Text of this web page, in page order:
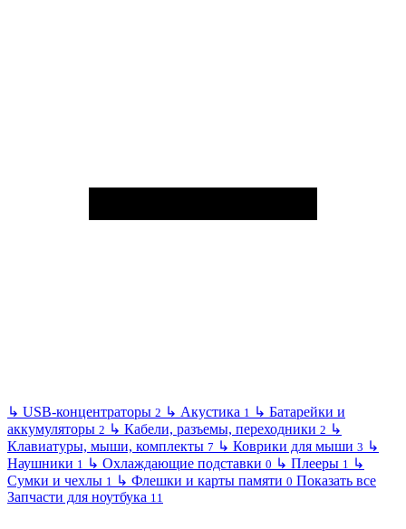
↳ USB-концентраторы 2 ↳ Акустика 1 ↳ Батарейки и
аккумуляторы 2 ↳ Кабели, разъемы, переходники 2 ↳
Клавиатуры, мыши, комплекты 7 ↳ Коврики для мыши 3 ↳
Наушники 1 ↳ Охлаждающие подставки 0 ↳ Плееры 1 ↳
Сумки и чехлы 1 ↳ Флешки и карты памяти 0 Показать все
Запчасти для ноутбука 11